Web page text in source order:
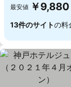
最安値 ￥9,880
13件のサイトの料